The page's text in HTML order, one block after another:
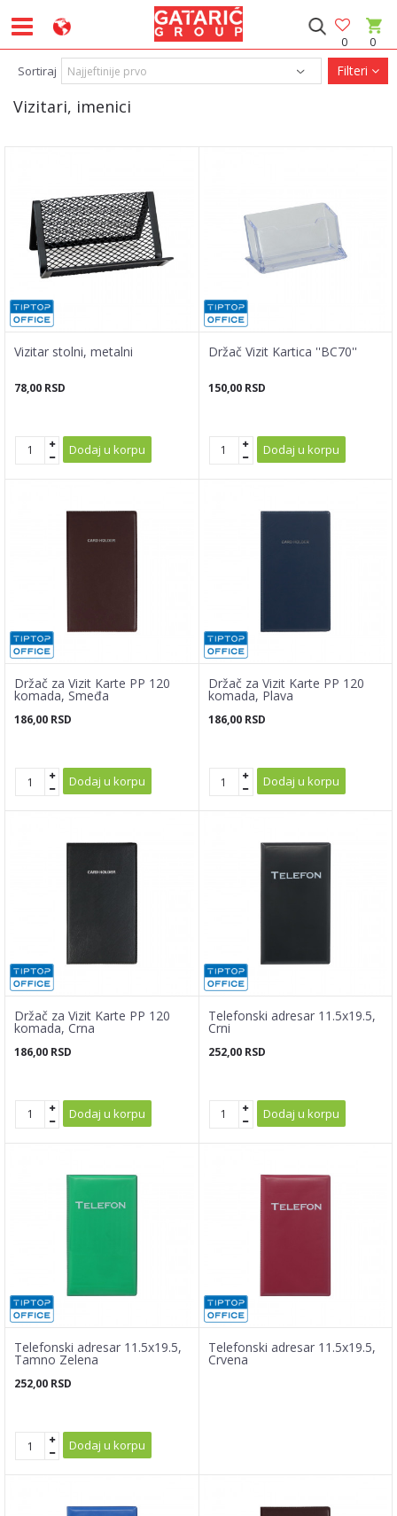
0
0
Vizitari, imenici
Sortiraj Filteri
Vizitar stolni, metalni
78,00 RSD
Dodaj u korpu
Držač Vizit Kartica ''BC70''
150,00 RSD
Dodaj u korpu
Držač za Vizit Karte PP 120
komada, Smeđa
186,00 RSD
Dodaj u korpu
Držač za Vizit Karte PP 120
komada, Plava
186,00 RSD
Dodaj u korpu
Držač za Vizit Karte PP 120
komada, Crna
186,00 RSD
Dodaj u korpu
Telefonski adresar 11.5x19.5,
Crni
252,00 RSD
Dodaj u korpu
Telefonski adresar 11.5x19.5,
Tamno Zelena
252,00 RSD
Dodaj u korpu
Telefonski adresar 11.5x19.5,
Crvena